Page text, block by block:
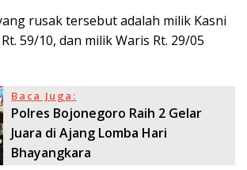
rusak tersebut adalah milik Kasni
59/10, dan milik Waris Rt. 29/05
Baca Juga:
Polres Bojonegoro Raih 2 Gelar
Juara di Ajang Lomba Hari
Bhayangkara